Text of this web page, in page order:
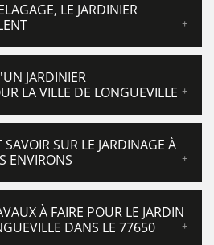
LE JARDINIER
JARDINIER
LA VILLE DE LONGUEVILLE
SUR LE JARDINAGE À
ENVIRONS
À FAIRE POUR LE JARDIN
DANS LE 77650